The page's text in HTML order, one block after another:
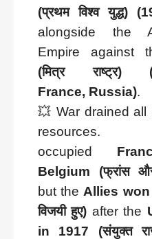
(प्रथम विश्व युद्ध)
alongside the
Empire against
(मित्र राष्ट्र)
France, Russia).
💥 War drained all
resources.
occupied
Belgium (फ्रांस
but the Allies won
विजयी हुए) after the
in 1917 (संयुक्त